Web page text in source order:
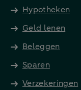
Hypotheken
Geld lenen
Beleggen
Sparen
Verzekeringen